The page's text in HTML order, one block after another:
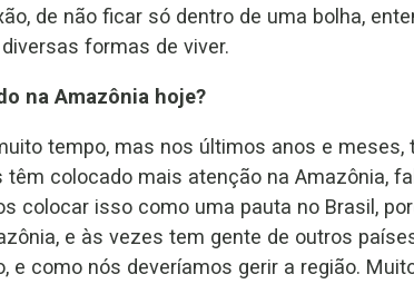
de não ficar só dentro de uma bolha,
formas de viver.
na Amazônia hoje?
tempo, mas nos últimos anos e meses,
colocado mais atenção na Amazônia,
colocar isso como uma pauta no Brasil,
e às vezes tem gente de outros
e como nós deveríamos gerir a região.